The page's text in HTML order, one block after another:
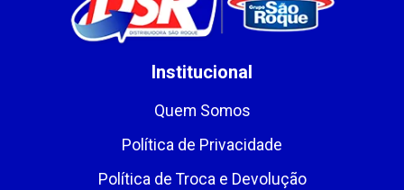
Institucional
Quem Somos
Política de Privacidade
Política de Troca e Devolução